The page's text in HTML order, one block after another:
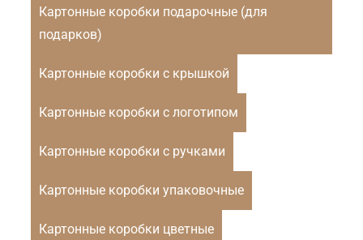
Картонные коробки подарочные (для
подарков)
Картонные коробки с крышкой
Картонные коробки с логотипом
Картонные коробки с ручками
Картонные коробки упаковочные
Картонные коробки цветные